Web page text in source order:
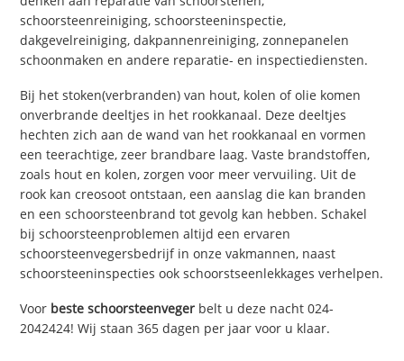
schoorsteenreiniging, schoorsteeninspectie,
dakgevelreiniging, dakpannenreiniging, zonnepanelen
schoonmaken en andere reparatie- en inspectiediensten.
Bij het stoken(verbranden) van hout, kolen of olie komen
onverbrande deeltjes in het rookkanaal. Deze deeltjes
hechten zich aan de wand van het rookkanaal en vormen
een teerachtige, zeer brandbare laag. Vaste brandstoffen,
zoals hout en kolen, zorgen voor meer vervuiling. Uit de
rook kan creosoot ontstaan, een aanslag die kan branden
en een schoorsteenbrand tot gevolg kan hebben. Schakel
bij schoorsteenproblemen altijd een ervaren
schoorsteenvegersbedrijf in onze vakmannen, naast
schoorsteeninspecties ook schoorstseenlekkages verhelpen.
Voor beste schoorsteenveger belt u deze nacht 024-
2042424! Wij staan 365 dagen per jaar voor u klaar.